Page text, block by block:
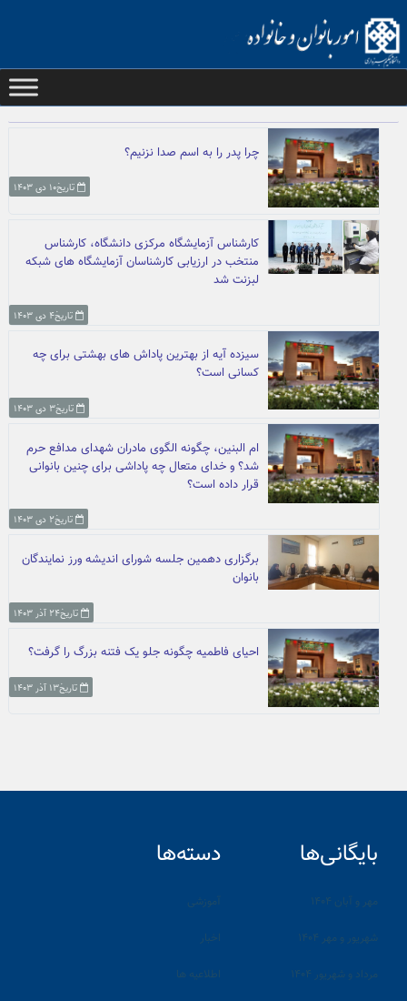
to
content
چرا پدر را به اسم صدا نزنیم؟
تاریخ۱۰ دی ۱۴۰۳
کارشناس آزمایشگاه مرکزی دانشگاه، کارشناس
منتخب در ارزیابی کارشناسان آزمایشگاه های شبکه
لبزنت شد
تاریخ۴ دی ۱۴۰۳
سیزده آیه از بهترین پاداش های بهشتی برای چه
کسانی است؟
تاریخ۳ دی ۱۴۰۳
ام البنین، چگونه الگوی مادران شهدای مدافع حرم
شد؟ و خدای متعال چه پاداشی برای چنین بانوانی
قرار داده است؟
تاریخ۲ دی ۱۴۰۳
برگزاری دهمین جلسه شورای اندیشه ورز نمایندگان
بانوان
تاریخ۲۴ آذر ۱۴۰۳
احیای فاطمیه چگونه جلو یک فتنه بزرگ را گرفت؟
تاریخ۱۳ آذر ۱۴۰۳
بایگانی‌ها
مهر و آبان ۱۴۰۴
شهریور و مهر ۱۴۰۴
مرداد و شهریور ۱۴۰۴
دسته‌ها
آموزشی
اخبار
اطلاعیه ها